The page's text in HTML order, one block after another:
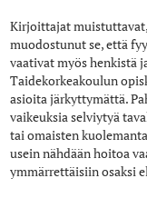
Kirjoittajat
muodostunut se, että
vaativat myös henkistä
Taidekorkeakoulun
asioita järkyttymättä.
vaikeuksia selviytyä
tai omaisten
usein nähdään hoitoa
ymmärrettäisiin osaksi